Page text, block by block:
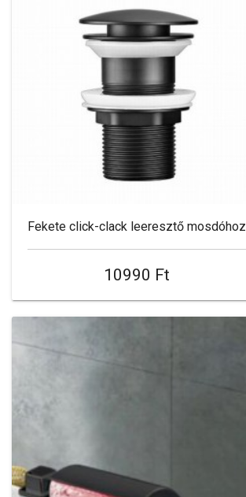
Fekete click-clack leeresztő mosdóhoz
10990 Ft